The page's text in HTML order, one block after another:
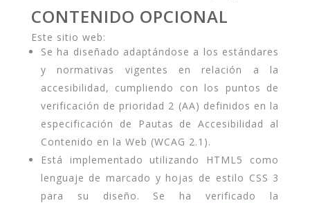
CONTENIDO OPCIONAL
Este sitio web:
Se ha diseñado adaptándose a los estándares
y normativas vigentes en relación a la
accesibilidad, cumpliendo con los puntos de
verificación de prioridad 2 (AA) definidos en la
especificación de Pautas de Accesibilidad al
Contenido en la Web (WCAG 2.1).
Está implementado utilizando HTML5 como
lenguaje de marcado y hojas de estilo CSS 3
para su diseño. Se ha verificado la